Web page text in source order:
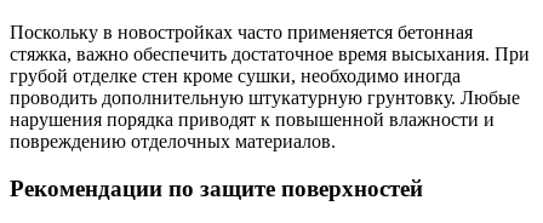
Поскольку в новостройках часто применяется бетонная
стяжка, важно обеспечить достаточное время высыхания. При
грубой отделке стен кроме сушки, необходимо иногда
проводить дополнительную штукатурную грунтовку. Любые
нарушения порядка приводят к повышенной влажности и
повреждению отделочных материалов.
Рекомендации по защите поверхностей